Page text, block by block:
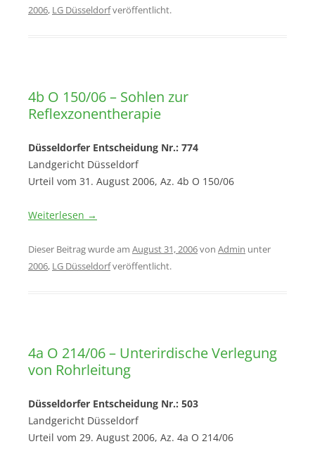
2006, LG Düsseldorfveröffentlicht.
4b O 150/06 – Sohlen zur
Reflexzonentherapie
Düsseldorfer Entscheidung Nr.: 774
Landgericht Düsseldorf
Urteil vom 31. August 2006, Az. 4b O 150/06
Weiterlesen →
Dieser Beitrag wurde am August 31, 2006von Admin unter
2006, LG Düsseldorfveröffentlicht.
4a O 214/06 – Unterirdische Verlegung
von Rohrleitung
Düsseldorfer Entscheidung Nr.: 503
Landgericht Düsseldorf
Urteil vom 29. August 2006, Az. 4a O 214/06